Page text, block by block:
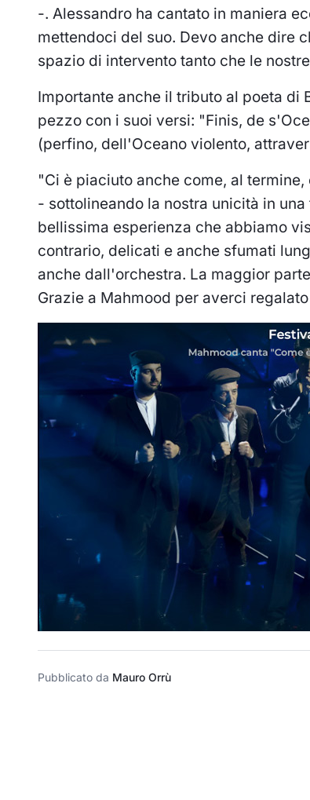
-. Alessandro ha cantato in maniera
mettendoci del suo. Devo anche dire
spazio di intervento tanto che le
Importante anche il tributo al poeta di
pezzo con i suoi versi: "Finis, de
(perfino, dell'Oceano violento,
"Ci è piaciuto anche come, al
- sottolineando la nostra unicità in
bellissima esperienza che abbiamo
contrario, delicati e anche sfumati
anche dall'orchestra. La maggior
Grazie a Mahmood per averci
Pubblicato da Mauro Orrù